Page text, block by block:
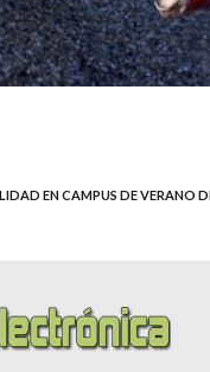
EN CAMPUS DE VERANO